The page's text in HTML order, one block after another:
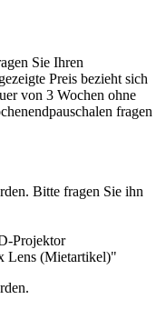
Sie Ihren
Preis bezieht sich
von 3 Wochen ohne
fragen
Bitte fragen Sie ihn
Projektor
(Mietartikel)"